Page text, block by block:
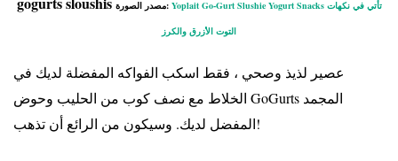
مصدر الصورة: Yoplait Go-Gurt Slushie Yogurt Snacks تأتي في نكهات
التوت الأزرق والكرز
عصير لذيذ وصحي ، فقط اسكب الفواكه المفضلة لديك في
الخلاط مع نصف كوب من الحليب وحوض GoGurts المجمد
المفضل لديك. وسيكون من الرائع أن تذهب!